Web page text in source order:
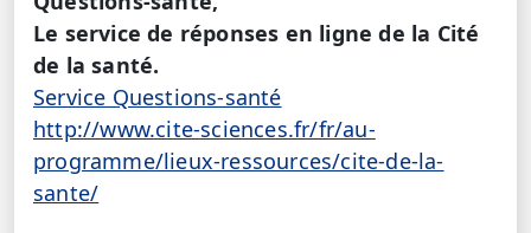
Le service de réponses en ligne de la Cité
de la santé.
Service Questions-santé
http://www.cite-sciences.fr/fr/au-
programme/lieux-ressources/cite-de-la-
sante/